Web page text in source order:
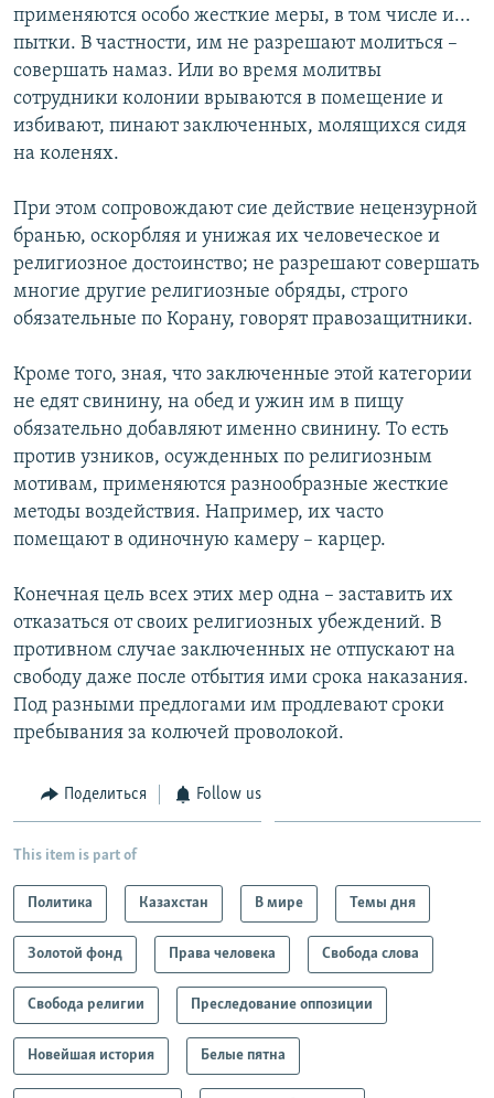
применяются особо жесткие меры, в том числе и...
пытки. В частности, им не разрешают молиться –
совершать намаз. Или во время молитвы
сотрудники колонии врываются в помещение и
избивают, пинают заключенных, молящихся сидя
на коленях.
При этом сопровождают сие действие нецензурной
бранью, оскорбляя и унижая их человеческое и
религиозное достоинство; не разрешают совершать
многие другие религиозные обряды, строго
обязательные по Корану, говорят правозащитники.
Кроме того, зная, что заключенные этой категории
не едят свинину, на обед и ужин им в пищу
обязательно добавляют именно свинину. То есть
против узников, осужденных по религиозным
мотивам, применяются разнообразные жесткие
методы воздействия. Например, их часто
помещают в одиночную камеру – карцер.
Конечная цель всех этих мер одна – заставить их
отказаться от своих религиозных убеждений. В
противном случае заключенных не отпускают на
свободу даже после отбытия ими срока наказания.
Под разными предлогами им продлевают сроки
пребывания за колючей проволокой.
Поделиться Follow us
This item is part of
Политика Казахстан В мире Темы дня
Золотой фонд Права человека Свобода слова
Свобода религии Преследование оппозиции
Новейшая история Белые пятна